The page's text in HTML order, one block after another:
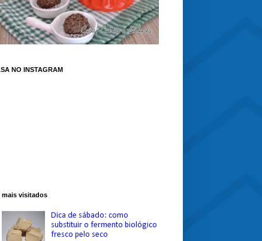
NO INSTAGRAM
mais visitados
Dica de sábado: como
substituir o fermento biológico
fresco pelo seco